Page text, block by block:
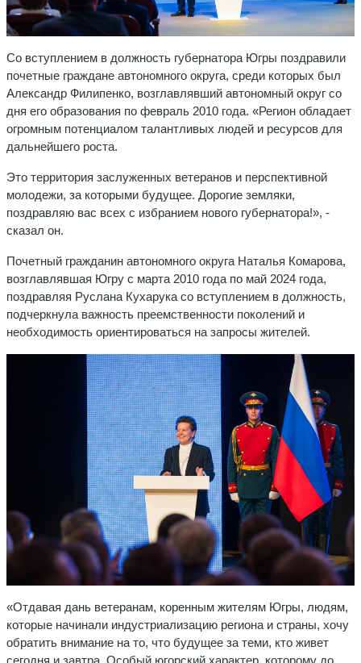
Со вступлением в должность губернатора Югры поздравили
почетные граждане автономного округа, среди которых был
Александр Филипенко, возглавлявший автономный округ со
дня его образования по февраль 2010 года. «Регион обладает
огромным потенциалом талантливых людей и ресурсов для
дальнейшего роста.
Это территория заслуженных ветеранов и перспективной
молодежи, за которыми будущее. Дорогие земляки,
поздравляю вас всех с избранием нового губернатора!», -
сказал он.
Почетный гражданин автономного округа Наталья Комарова,
возглавлявшая Югру с марта 2010 года по май 2024 года,
поздравляя Руслана Кухарука со вступлением в должность,
подчеркнула важность преемственности поколений и
необходимость ориентироваться на запросы жителей.
«Отдавая дань ветеранам, коренным жителям Югры, людям,
которые начинали индустриализацию региона и страны, хочу
обратить внимание на то, что будущее за теми, кто живет